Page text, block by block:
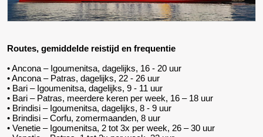
Routes, gemiddelde reistijd en frequentie
• Ancona – Igoumenitsa, dagelijks, 16 - 20 uur
• Ancona – Patras, dagelijks, 22 - 26 uur
• Bari – Igoumenitsa, dagelijks, 9 - 11 uur
• Bari – Patras, meerdere keren per week, 16 – 18 uur
• Brindisi – Igoumenitsa, dagelijks, 8 - 9 uur
• Brindisi – Corfu, zomermaanden, 8 uur
• Venetie – Igoumenitsa, 2 tot 3x per week, 26 – 30 uur